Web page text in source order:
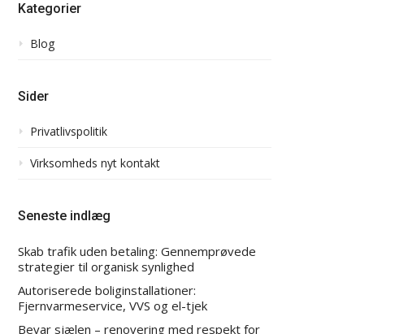
Kategorier
Blog
Sider
Privatlivspolitik
Virksomheds nyt kontakt
Seneste indlæg
Skab trafik uden betaling: Gennemprøvede
strategier til organisk synlighed
Autoriserede boliginstallationer:
Fjernvarmeservice, VVS og el-tjek
Bevar sjælen – renovering med respekt for